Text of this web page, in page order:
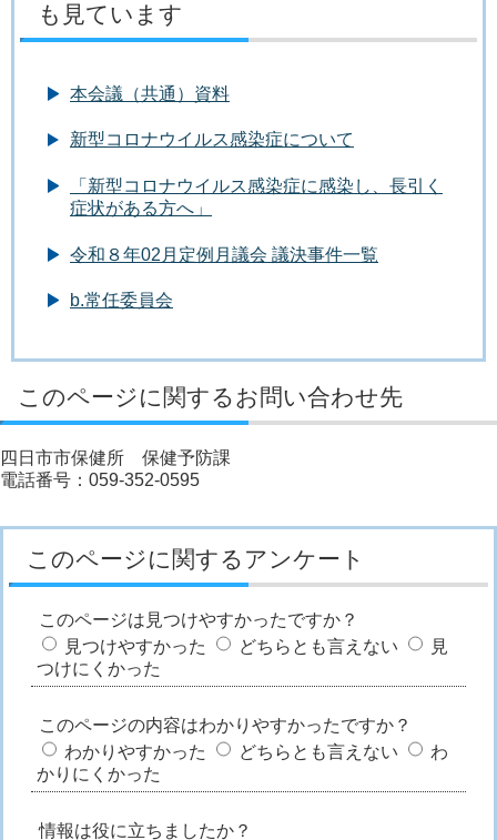
も見ています
本会議（共通）資料
新型コロナウイルス感染症について
「新型コロナウイルス感染症に感染し、長引く
症状がある方へ」
令和８年02月定例月議会 議決事件一覧
b.常任委員会
このページに関するお問い合わせ先
四日市市保健所 保健予防課
電話番号：059-352-0595
このページに関するアンケート
このページは見つけやすかったですか？
見つけやすかった
どちらとも言えない
見
つけにくかった
このページの内容はわかりやすかったですか？
わかりやすかった
どちらとも言えない
わ
かりにくかった
情報は役に立ちましたか？